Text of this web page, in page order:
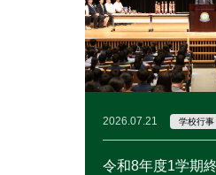
2026.07.21 学校行事
令和8年度1学期